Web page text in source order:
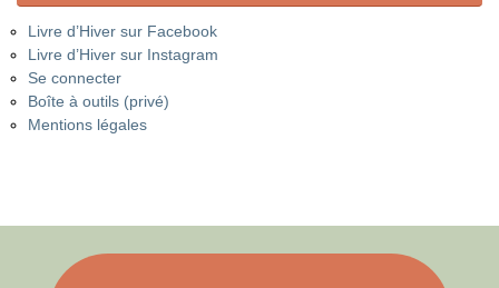
Livre d’Hiver sur Facebook
Livre d’Hiver sur Instagram
Se connecter
Boîte à outils (privé)
Mentions légales